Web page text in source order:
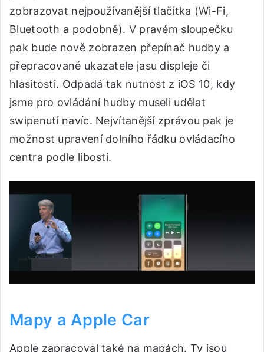
zobrazovat nejpoužívanější tlačítka (Wi-Fi,
Bluetooth a podobně). V pravém sloupečku
pak bude nově zobrazen přepínač hudby a
přepracované ukazatele jasu displeje či
hlasitosti. Odpadá tak nutnost z iOS 10, kdy
jsme pro ovládání hudby museli udělat
swipenutí navíc. Nejvítanější zprávou pak je
možnost upravení dolního řádku ovládacího
centra podle libosti.
Mapy a Apple Car
Apple zapracoval také na mapách. Ty jsou